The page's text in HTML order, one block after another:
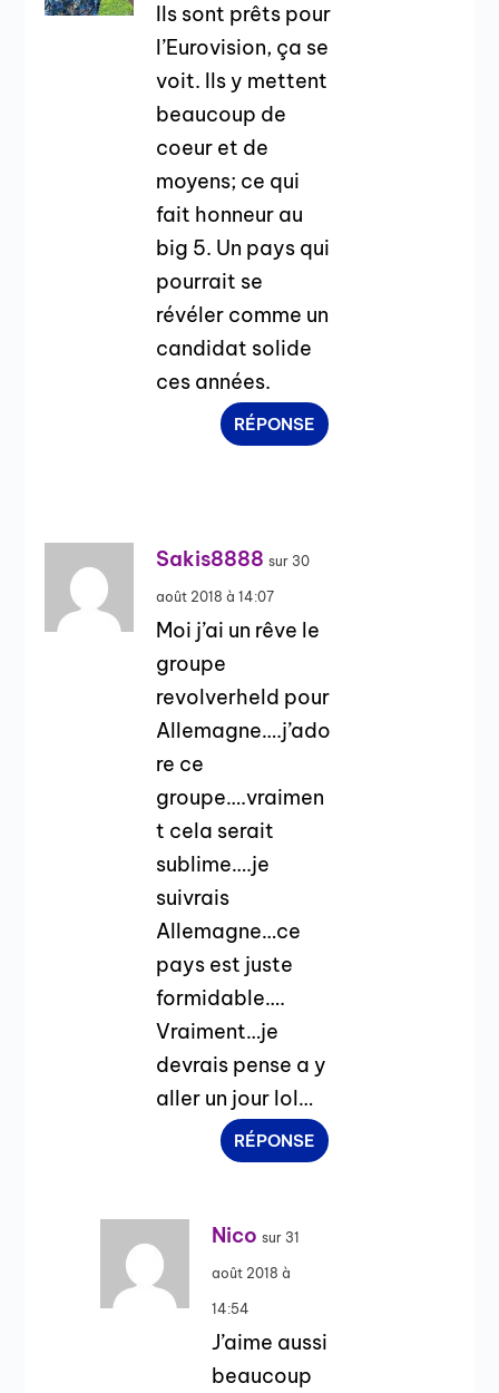
Ils sont prêts pour
l’Eurovision, ça se
voit. Ils y mettent
beaucoup de
coeur et de
moyens; ce qui
fait honneur au
big 5. Un pays qui
pourrait se
révéler comme un
candidat solide
ces années.
RÉPONSE
Sakis8888 sur 30
août 2018 à 14:07
Moi j’ai un rêve le
groupe
revolverheld pour
Allemagne….j’ado
re ce
groupe….vraimen
t cela serait
sublime….je
suivrais
Allemagne…ce
pays est juste
formidable….
Vraiment…je
devrais pense a y
aller un jour lol…
RÉPONSE
Nico sur 31
août 2018 à
14:54
J’aime aussi
beaucoup